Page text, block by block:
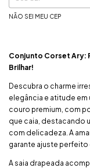
NÃO SEI MEU CEP
Conjunto Corset Ary:
Brilhar!
Descubra o charme
elegância e atitude em
couro premium, com
que caia, destacando
com delicadeza. A
garante ajuste perfeito
A saia drapeada